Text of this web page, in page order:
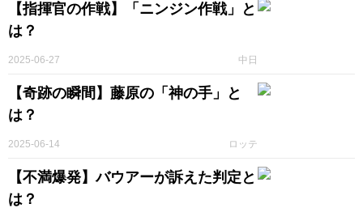
【指揮官の作戦】「ニンジン作戦」と
は？
中日
2025-06-27
【奇跡の瞬間】藤原の「神の手」と
は？
ロッテ
2025-06-14
【不満爆発】バウアーが訴えた判定と
は？